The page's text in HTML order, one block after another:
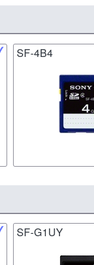
SF-4B4
SF-G1UY